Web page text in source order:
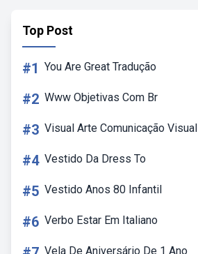
Top Post
#1 You Are Great Tradução
#2 Www Objetivas Com Br
#3 Visual Arte Comunicação Visual
#4 Vestido Da Dress To
#5 Vestido Anos 80 Infantil
#6 Verbo Estar Em Italiano
Vela De Aniversário De 1 Ano